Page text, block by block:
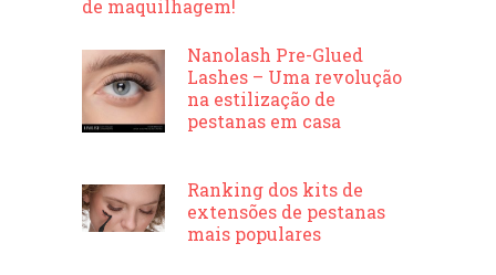
de maquilhagem!
Nanolash Pre-Glued
Lashes – Uma revolução
na estilização de
pestanas em casa
Ranking dos kits de
extensões de pestanas
mais populares